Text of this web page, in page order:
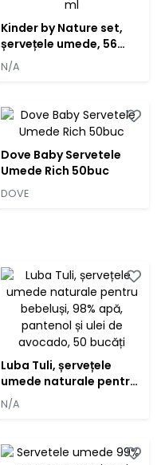
Kinder by Nature set,
șervețele umede, 56
bucăți + B.Box, sticlă cu
pai, Gelato Pistacho,
N/A
Dove Baby Servetele
Umede Rich 50buc
DOVE
Luba Tuli, șervețele
umede naturale pentru
bebeluși, 98% apă,
pantenol și ulei de
N/A